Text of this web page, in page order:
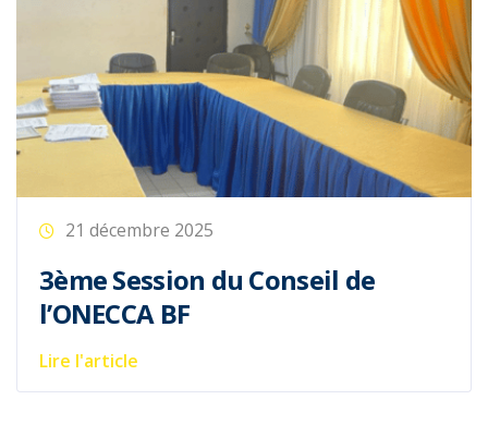
21 décembre 2025
3ème Session du Conseil de
l’ONECCA BF
Lire l'article